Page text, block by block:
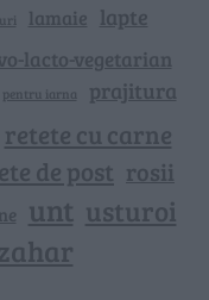
lamaie lapte
lacto-vegetarian
pentru iarna prajitura
retete cu carne
de post rosii
unt usturoi